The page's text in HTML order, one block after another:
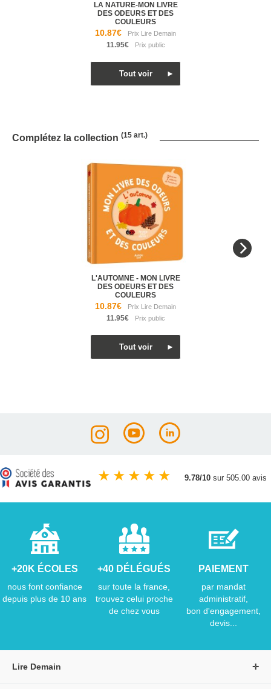
LA NATURE-MON LIVRE
DES ODEURS ET DES
COULEURS
10.87€
11.95€
Complétez la collection (15 art.)
L'AUTOMNE - MON LIVRE
DES ODEURS ET DES
COULEURS
10.87€
11.95€
★ ★ ★ ★ ★ 9.78/10 sur 505.00 avis
+20K ÉCOLES
nous font confiance
depuis plus de 10 ans
+40 DÉLÉGUÉS
sur toute la france,
trouvez celui proche
de chez vous
PAIEMENT
par mandat
administratif,
bon d'engagement,
devis...
Lire Demain